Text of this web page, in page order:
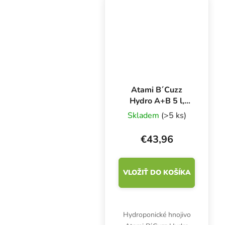
Atami B´Cuzz
Hydro A+B 5 l,
základné hnojivo
pre rast a kvitnutie
Skladem (>5 ks)
€43,96
VLOŽIŤ DO KOŠÍKA
Hydroponické hnojivo